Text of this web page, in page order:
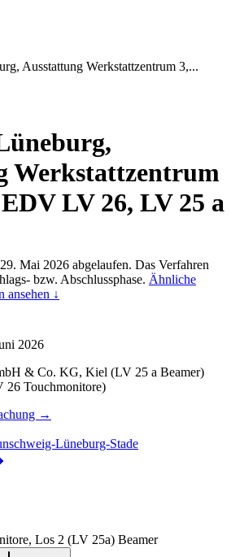
Ausstattung Werkstattzentrum 3,...
Werkstattzentrum
LV 26, LV 25 a
29. Mai 2026 abgelaufen. Das Verfahren
bzw. Abschlussphase. Ähnliche
ansehen ↓
2026
& Co. KG, Kiel (LV 25 a Beamer)
26 Touchmonitore)
→
Lüneburg-Stade
Los 2 (LV 25a) Beamer